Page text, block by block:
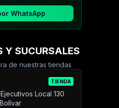
WhatsApp
Y SUCURSALES
de nuestras tiendas
TIENDA
Local 130